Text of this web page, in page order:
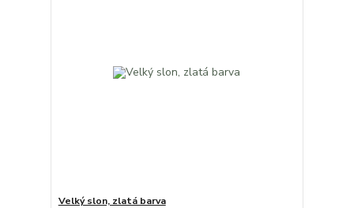
Velký slon, zlatá barva